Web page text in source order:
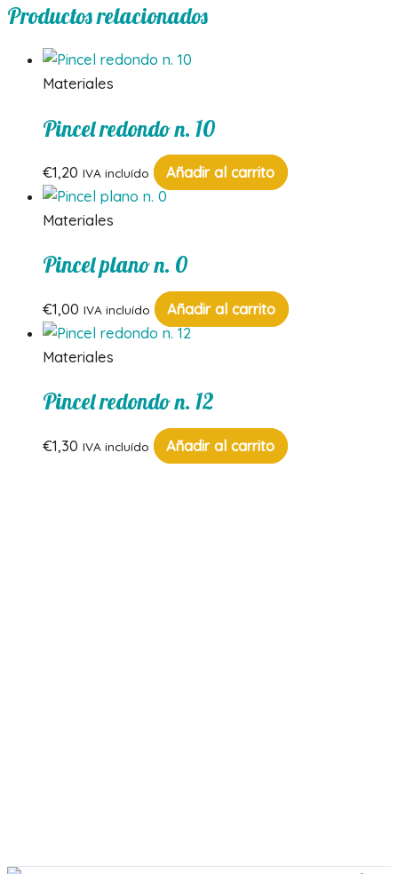
Productos relacionados
Materiales
Pincel redondo n. 10
€1,20 IVA incluído Añadir al carrito
Materiales
Pincel plano n. 0
€1,00 IVA incluído Añadir al carrito
Materiales
Pincel redondo n. 12
€1,30 IVA incluído Añadir al carrito